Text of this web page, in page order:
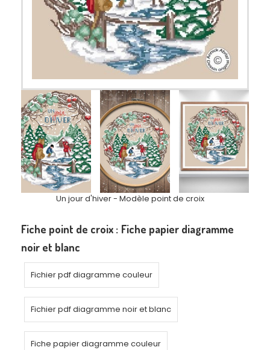
Un jour d'hiver - Modèle point de croix
Fiche point de croix : Fiche papier diagramme
noir et blanc
Fichier pdf diagramme couleur
Fichier pdf diagramme noir et blanc
Fiche papier diagramme couleur